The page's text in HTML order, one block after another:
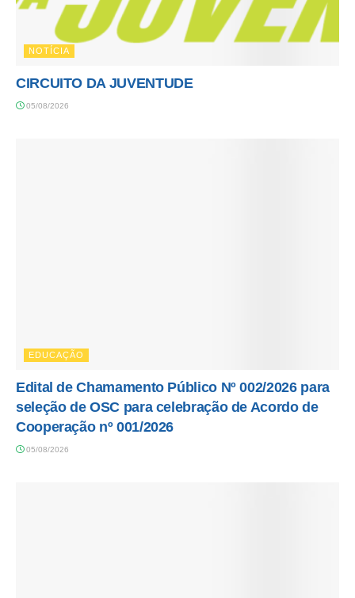
NOTÍCIA
CIRCUITO DA JUVENTUDE
05/08/2026
EDUCAÇÃO
Edital de Chamamento Público Nº 002/2026 para
seleção de OSC para celebração de Acordo de
Cooperação nº 001/2026
05/08/2026